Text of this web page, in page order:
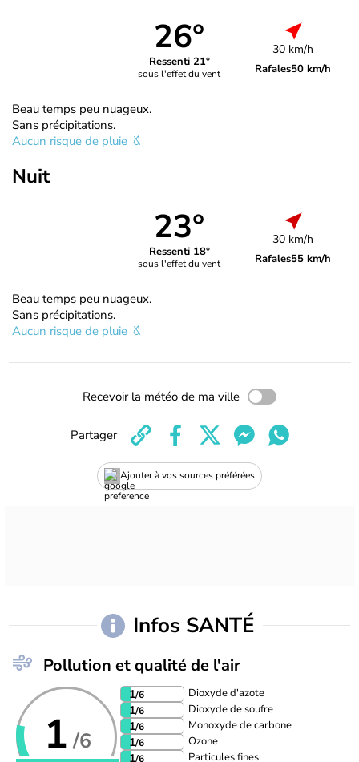
26°
Ressenti 21°
sous l'effet du vent
30 km/h
Rafales50 km/h
Beau temps peu nuageux.
Sans précipitations.
Aucun risque de pluie
Nuit
23°
Ressenti 18°
sous l'effet du vent
30 km/h
Rafales55 km/h
Beau temps peu nuageux.
Sans précipitations.
Aucun risque de pluie
Recevoir la météo de ma ville
Ajouter à vos sources préférées
Partager
Infos SANTÉ
Pollution et qualité de l'air
1 /6
1/6 Dioxyde d'azote
1/6 Dioxyde de soufre
1/6 Monoxyde de carbone
1/6 Ozone
1/6 Particules fines